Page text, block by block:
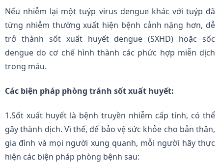
Nếu nhiễm lại một tuýp virus dengue khác với tuýp đã
từng nhiễm thường xuất hiện bệnh cảnh nặng hơn, dễ
trở thành sốt xuất huyết dengue (SXHD) hoặc sốc
dengue do cơ chế hình thành các phức hợp miễn dịch
trong máu.
Các biện pháp phòng tránh sốt xuất huyết:
1.Sốt xuất huyết là bệnh truyền nhiễm cấp tính, có thể
gây thành dịch. Vì thế, để bảo vệ sức khỏe cho bản thân,
gia đình và mọi người xung quanh, mỗi người hãy thực
hiện các biện pháp phòng bệnh sau: